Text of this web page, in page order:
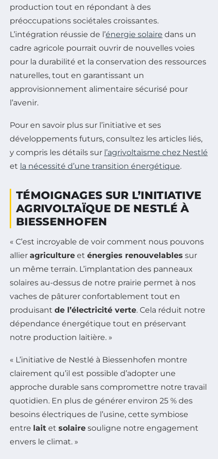
production tout en répondant à des
préoccupations sociétales croissantes.
L’intégration réussie de l’énergie solaire dans un
cadre agricole pourrait ouvrir de nouvelles voies
pour la durabilité et la conservation des ressources
naturelles, tout en garantissant un
approvisionnement alimentaire sécurisé pour
l’avenir.
Pour en savoir plus sur l’initiative et ses
développements futurs, consultez les articles liés,
y compris les détails sur l’agrivoltaïsme chez Nestlé
et la nécessité d’une transition énergétique.
TÉMOIGNAGES SUR L’INITIATIVE
AGRIVOLTAÏQUE DE NESTLÉ À
BIESSENHOFEN
« C’est incroyable de voir comment nous pouvons
allier agriculture et énergies renouvelables sur
un même terrain. L’implantation des panneaux
solaires au-dessus de notre prairie permet à nos
vaches de pâturer confortablement tout en
produisant de l’électricité verte. Cela réduit notre
dépendance énergétique tout en préservant
notre production laitière. »
« L’initiative de Nestlé à Biessenhofen montre
clairement qu’il est possible d’adopter une
approche durable sans compromettre notre travail
quotidien. En plus de générer environ 25 % des
besoins électriques de l’usine, cette symbiose
entre lait et solaire souligne notre engagement
envers le climat. »